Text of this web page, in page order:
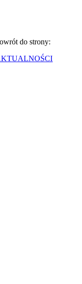
do strony: